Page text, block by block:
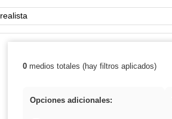
Palabra o frase:
Resultados de: realista
0medios totales (hay filtros aplicados)
Opciones adicionales: